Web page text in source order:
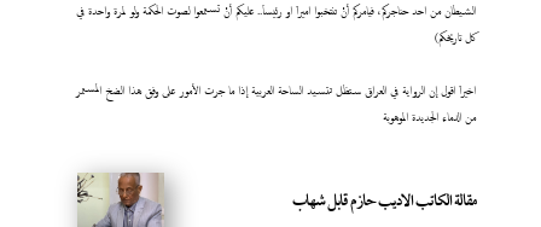
الشيطان من احد حناجركم، فيامركم أنْ تنتخبوا اميراَ او رئيساَ.. عليكم أنْ تستمعوا لصوت الحكمة ولو لمرة واحدة في
كل تاريخكم)
اخيراَ اقول إن الرواية في العراق ستظل تتسيد الساحة العربية إذا ما جرت الأمور على وفق هذا الضخ المستمر
من الدماء الجديدة الموهوبة
مقالة الكاتب الاديب حازم قابل شهاب